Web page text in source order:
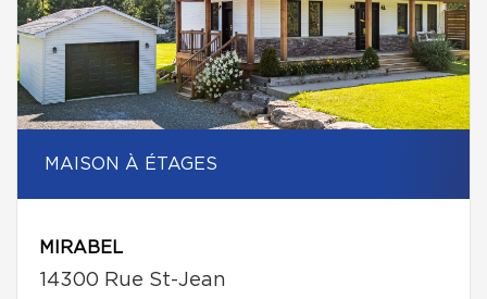
MAISON À ÉTAGES
MIRABEL
14300 Rue St-Jean